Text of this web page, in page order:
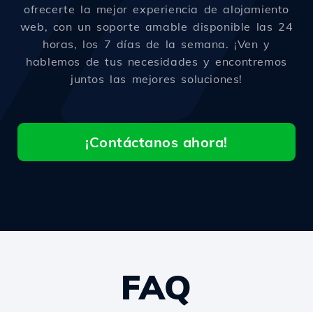
ofrecerte la mejor experiencia de alojamiento
web, con un soporte amable disponible las 24
horas, los 7 días de la semana. ¡Ven y
hablemos de tus necesidades y encontremos
juntos las mejores soluciones!
¡Contáctanos ahora!
FAQ